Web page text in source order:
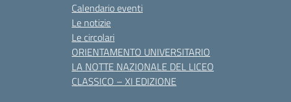
Calendario eventi
Le notizie
Le circolari
ORIENTAMENTO UNIVERSITARIO
LA NOTTE NAZIONALE DEL LICEO
CLASSICO – XI EDIZIONE